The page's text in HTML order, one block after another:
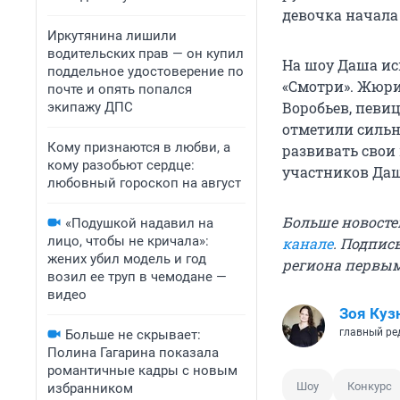
Иркутянина лишили
водительских прав — он купил
поддельное удостоверение по
почте и опять попался
экипажу ДПС
Кому признаются в любви, а
кому разобьют сердце:
любовный гороскоп на август
«Подушкой надавил на
лицо, чтобы не кричала»:
жених убил модель и год
возил ее труп в чемодане —
видео
Больше не скрывает:
Полина Гагарина показала
романтичные кадры с новым
избранником
девочка
На шоу Даша
«Смотри».
Воробьев,
отметили
развивать
участников
Больше
канале.
региона
Зоя
главный
Шоу Конкурс